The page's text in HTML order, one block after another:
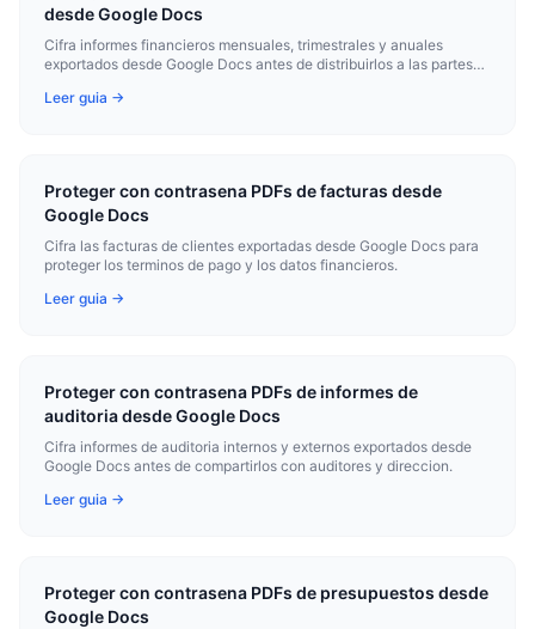
desde Google Docs
Cifra informes financieros mensuales, trimestrales y anuales
exportados desde Google Docs antes de distribuirlos a las partes
Leer guia →
Proteger con contrasena PDFs de facturas desde
Google Docs
Cifra las facturas de clientes exportadas desde Google Docs para
proteger los terminos de pago y los datos financieros.
Leer guia →
Proteger con contrasena PDFs de informes de
auditoria desde Google Docs
Cifra informes de auditoria internos y externos exportados desde
Google Docs antes de compartirlos con auditores y direccion.
Leer guia →
Proteger con contrasena PDFs de presupuestos desde
Google Docs